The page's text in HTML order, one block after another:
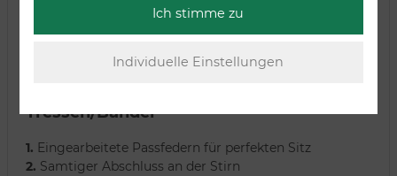
Tressen/Bänder
1. Eingearbeitete Passfedern für perfekten Sitz
2. Samtiger Abschluss an der Stirn
Ich stimme zu